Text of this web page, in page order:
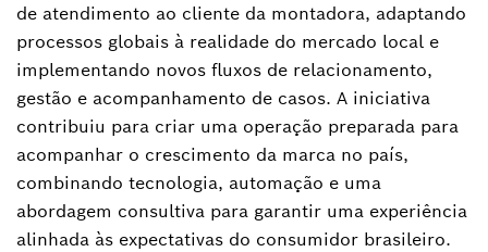
de atendimento ao cliente da montadora, adaptando
processos globais à realidade do mercado local e
implementando novos fluxos de relacionamento,
gestão e acompanhamento de casos. A iniciativa
contribuiu para criar uma operação preparada para
acompanhar o crescimento da marca no país,
combinando tecnologia, automação e uma
abordagem consultiva para garantir uma experiência
alinhada às expectativas do consumidor brasileiro.